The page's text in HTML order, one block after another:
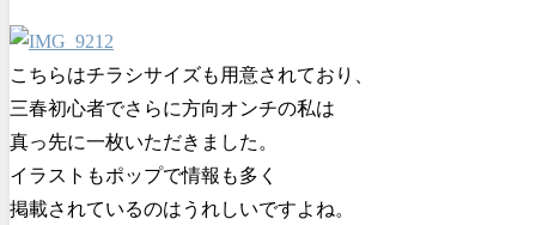
こちらはチラシサイズも用意されており、
三春初心者でさらに方向オンチの私は
真っ先に一枚いただきました。
イラストもポップで情報も多く
掲載されているのはうれしいですよね。